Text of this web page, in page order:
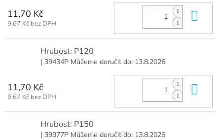
11,70 Kč
9,67 Kč bez DPH
Hrubost: P120
| 39434P Můžeme doručit do: 13.8.2026
11,70 Kč
9,67 Kč bez DPH
Hrubost: P150
| 39377P Můžeme doručit do: 13.8.2026